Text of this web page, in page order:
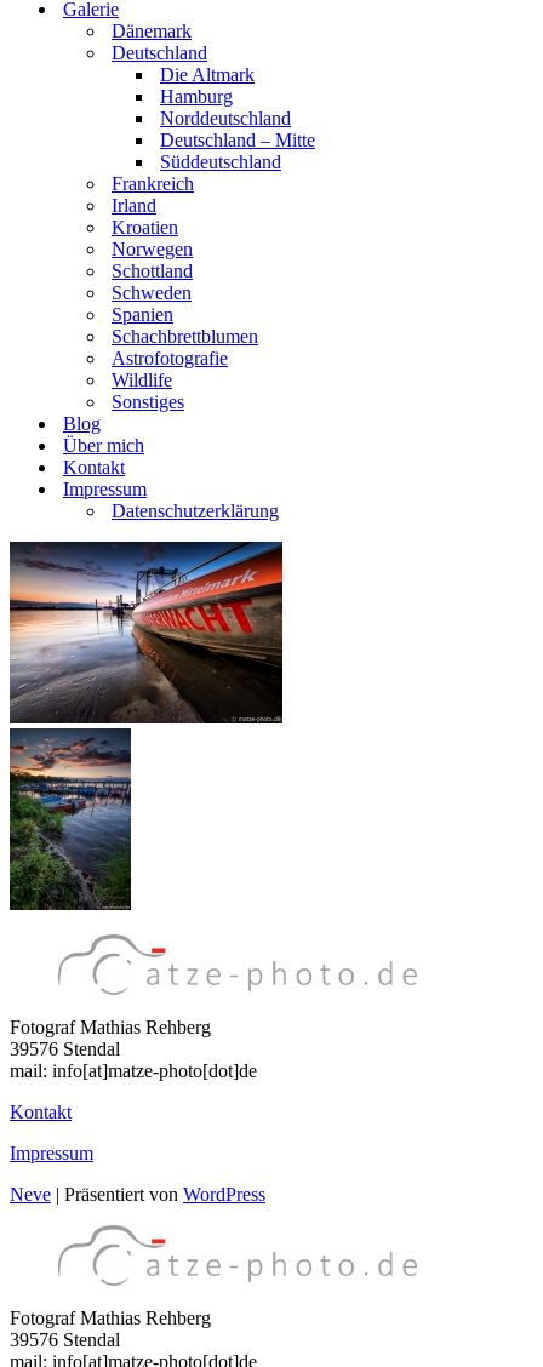
Galerie
Dänemark
Deutschland
Die Altmark
Hamburg
Norddeutschland
Deutschland – Mitte
Süddeutschland
Frankreich
Irland
Kroatien
Norwegen
Schottland
Schweden
Spanien
Schachbrettblumen
Astrofotografie
Wildlife
Sonstiges
Blog
Über mich
Kontakt
Impressum
Datenschutzerklärung
Fotograf Mathias Rehberg
39576 Stendal
mail: info[at]matze-photo[dot]de
Kontakt
Impressum
Neve | Präsentiert von WordPress
Fotograf Mathias Rehberg
39576 Stendal
mail: info[at]matze-photo[dot]de